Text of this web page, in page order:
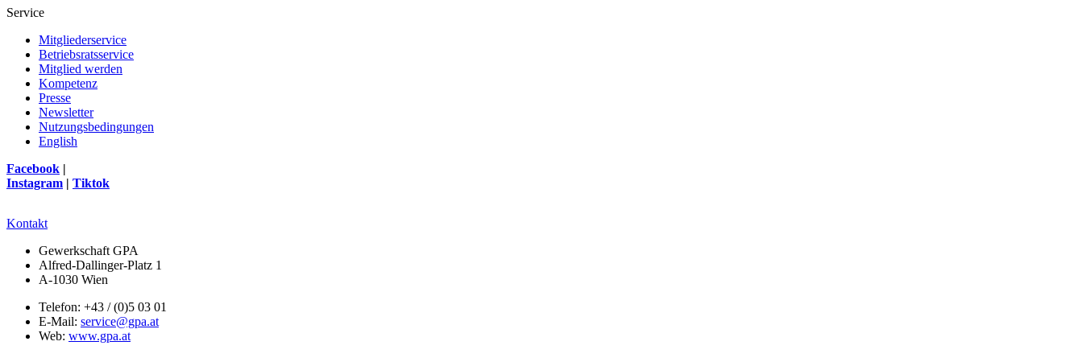
Service
Mitgliederservice
Betriebsratsservice
Mitglied werden
Kompetenz
Presse
Newsletter
Nutzungsbedingungen
English
Facebook |
Instagram | Tiktok
Kontakt
Gewerkschaft GPA
Alfred-Dallinger-Platz 1
A-1030 Wien
Telefon: +43 / (0)5 03 01
E-Mail: service@gpa.at
Web: www.gpa.at